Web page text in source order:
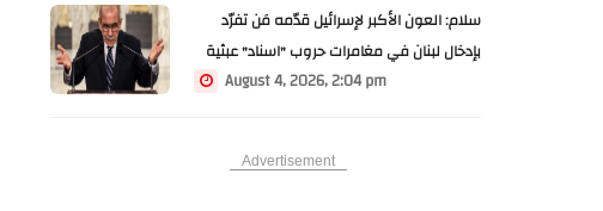
سلام: العون الأكبر لإسرائيل قدّمه مَن تفرّد
بإدخال لبنان في مغامرات حروب "اسناد" عبثية
August 4, 2026, 2:04 pm
Advertisement